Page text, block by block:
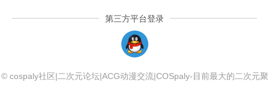
第三方平台登录
© cospaly社区|二次元论坛|ACG动漫交流|COSpaly-目前最大的二次元聚